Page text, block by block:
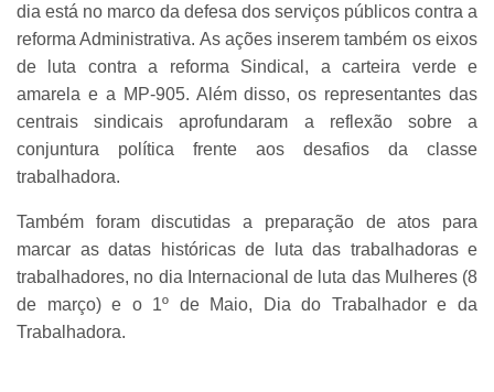
dia está no marco da defesa dos serviços públicos contra a
reforma Administrativa. As ações inserem também os eixos
de luta contra a reforma Sindical, a carteira verde e
amarela e a MP-905. Além disso, os representantes das
centrais sindicais aprofundaram a reflexão sobre a
conjuntura política frente aos desafios da classe
trabalhadora.
Também foram discutidas a preparação de atos para
marcar as datas históricas de luta das trabalhadoras e
trabalhadores, no dia Internacional de luta das Mulheres (8
de março) e o 1º de Maio, Dia do Trabalhador e da
Trabalhadora.